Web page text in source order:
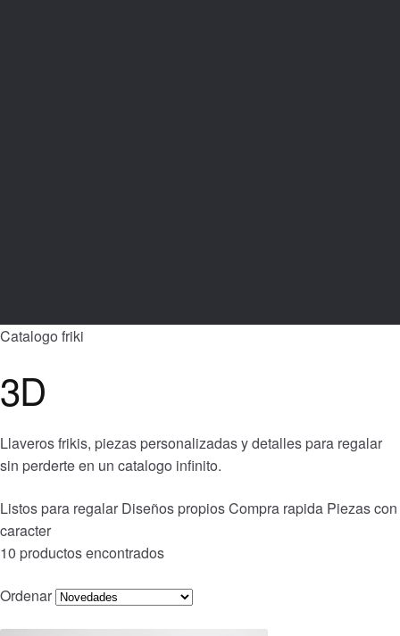
Catalogo friki
3D
Llaveros frikis, piezas personalizadas y detalles para regalar
sin perderte en un catalogo infinito.
Listos para regalar Diseños propiosCompra rapida Piezas con
caracter
10 productos encontrados
Ordenar